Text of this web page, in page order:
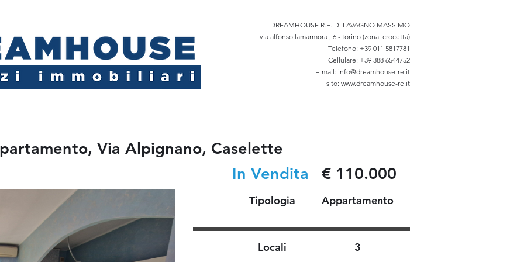
DREAMHOUSE R.E. DI LAVAGNO MASSIMO
via alfonso lamarmora , 6 - torino (zona: crocetta)
Telefono: +39 011 5817781
Cellulare: +39 388 6544752
E-mail: info@dreamhouse-re.it
sito: www.dreamhouse-re.it
Via Alpignano, Caselette
€ 110.000
In Vendita
Tipologia Appartamento
Locali 3